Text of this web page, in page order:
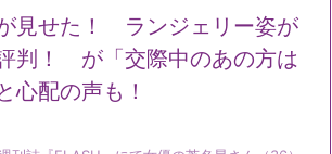
見せた！ ランジェリー姿が
判！ が「交際中のあの方は
心配の声も！